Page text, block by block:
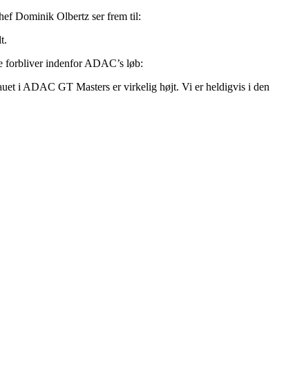
Dominik Olbertz ser frem til:
forbliver indenfor ADAC’s løb:
i ADAC GT Masters er virkelig højt. Vi er heldigvis i den